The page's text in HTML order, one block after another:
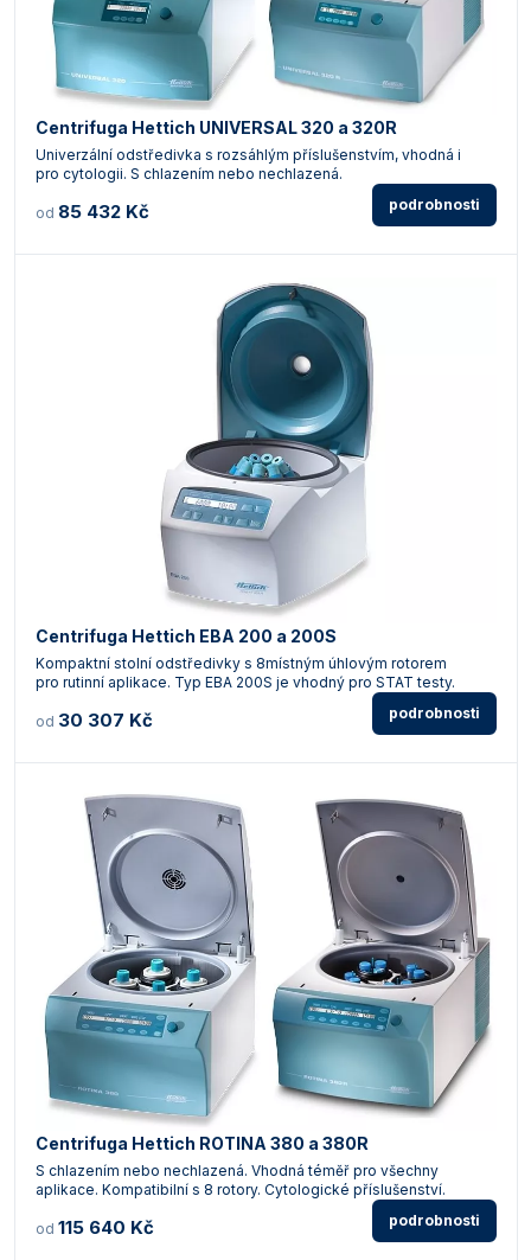
Centrifuga Hettich UNIVERSAL 320 a 320R
Univerzální odstředivka s rozsáhlým příslušenstvím, vhodná i
pro cytologii. S chlazením nebo nechlazená.
od 85 432 Kč podrobnosti
Centrifuga Hettich EBA 200 a 200S
Kompaktní stolní odstředivky s 8místným úhlovým rotorem
pro rutinní aplikace. Typ EBA 200S je vhodný pro STAT testy.
od 30 307 Kč podrobnosti
Centrifuga Hettich ROTINA 380 a 380R
S chlazením nebo nechlazená. Vhodná téměř pro všechny
aplikace. Kompatibilní s 8 rotory. Cytologické příslušenství.
od 115 640 Kč podrobnosti